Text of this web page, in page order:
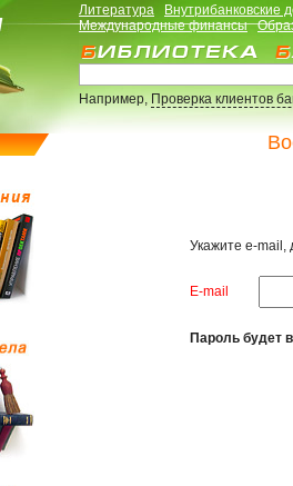
Литература
Внутрибанковские
Международные финансы
Например,Проверка клиентов
Укажите e-mail,
E-mail
Пароль будет